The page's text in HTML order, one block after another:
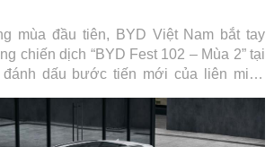
mùa đầu tiên, BYD Việt Nam bắt tay
chiến dịch “BYD Fest 102 – Mùa 2” tại
dấu bước tiến mới của liên minh
cho ngành vận tải dịch vụ tại Việt Nam.